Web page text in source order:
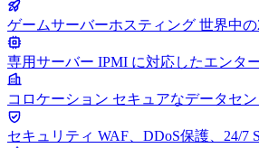
ゲームサーバーホスティング 世界中
専用サーバー IPMI に対応したエンタ
コロケーション セキュアなデータセ
セキュリティ WAF、DDoS保護、24/7